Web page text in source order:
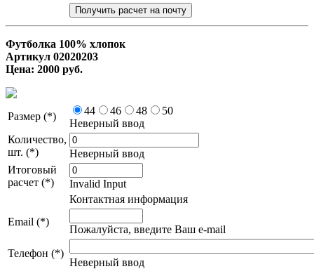
Футболка 100% хлопок
Артикул 02020203
Цена: 2000 руб.
Размер (*) 44 46 48
50
Неверный ввод
Количество,
шт. (*)
Неверный ввод
Итоговый
расчет (*)
Invalid Input
Контактная информация
Email (*)
Пожалуйста, введите Ваш e-mail
Телефон (*)
Неверный ввод